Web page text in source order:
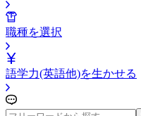
職種を選択
語学力(英語他)を生かせる